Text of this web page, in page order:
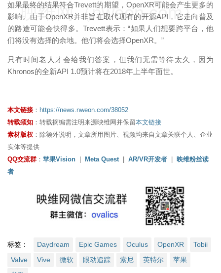
如果最终的结果符合Trevett的期望，OpenXR可能会产生更多的
影响。由于OpenXR并非旨在取代现有的开源API，它走向普及
的路途可能会快得多。Trevett表示：“如果人们想要跨平台，他
们将没有选择的余地。他们将会选择OpenXR。”
只有时间老人才会给我们答案，但我们无需等待太久，因为
Khronos的全新API 1.0预计将在2018年上半年面世。
映维网（nweon.com）
本文链接 ： https://news.nweon.com/38052
转载须知 ：转载摘编需注明来源映维网并保留本文链接
素材版权 ：除额外说明，文章所用图片、视频均来自文章关联个人、企业
实体等提供
QQ交流群 ： 苹果Vision Meta Quest| AR/VR开发者
映维粉丝读
者
标签： Daydream Epic Games Oculus OpenXR
Tobii
Valve
Vive 微软 眼动追踪 索尼 英特尔
苹果